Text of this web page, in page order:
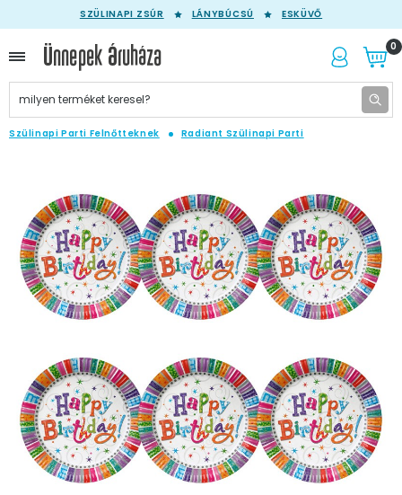
SZÜLINAPI ZSÚR LÁNYBÚCSÚ ESKÜVŐ
0
Szülinapi Parti Felnőtteknek Radiant Szülinapi Parti